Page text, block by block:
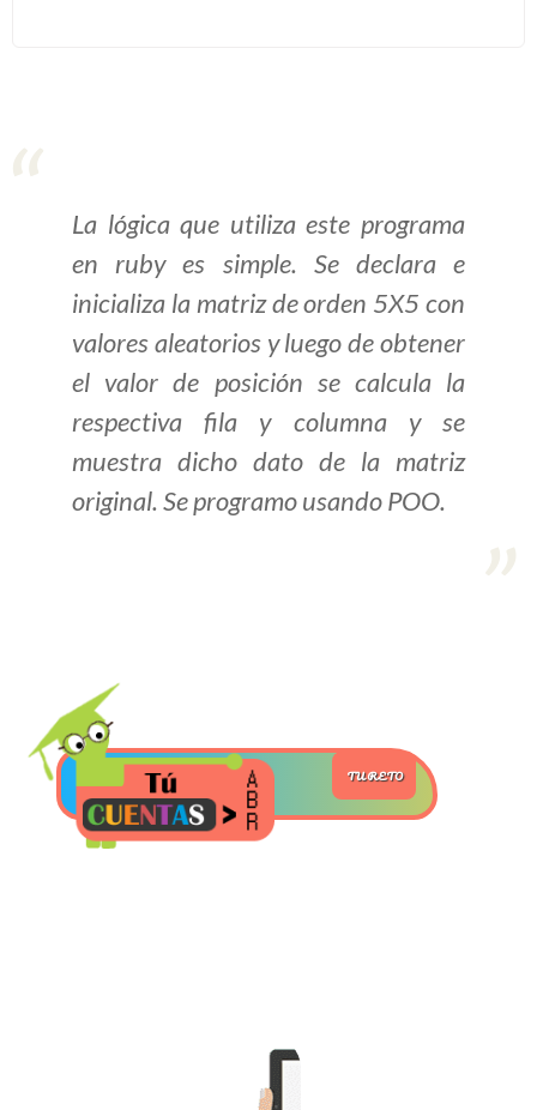
Estructuras de Datos II
[Ingresar]
Ver/Ocultar temario
Axiomatización Ξ Tablas de decisión
Ξ Polinomios como listas ligadas Ξ
Pilas como lista ligada Ξ Colas
como lista ligada Ξ Arreglos en
binarios Ξ Árboles AVL Ξ Grafos Ξ
Matemáticas Básicas y
La numeración Ξ Los números Ξ El
La lógica que utiliza este programa
en ruby es simple. Se declara e
inicializa la matriz de orden 5X5 con
valores aleatorios y luego de obtener
el valor de posición se calcula la
respectiva fila y columna y se
muestra dicho dato de la matriz
original. Se programo usando POO.
TU RETO